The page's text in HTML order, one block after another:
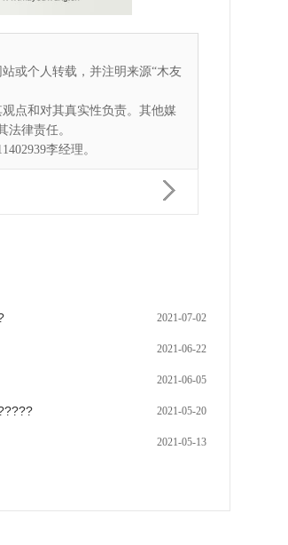
或个人转载，并注明来源“木友
点和对其真实性负责。其他媒
律责任。
李经理。
2021-07-02
2021-06-22
2021-06-05
2021-05-20
2021-05-13